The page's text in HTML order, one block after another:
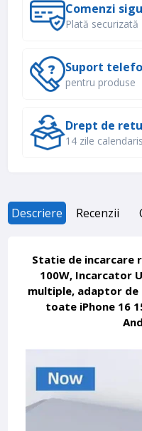
Comenzi
Plată securizată
Suport
pentru produse
Drept de
14 zile
Descriere Recenzii
Statie de incarcare
100W, Incarcator
multiple, adaptor de
toate iPhone 16